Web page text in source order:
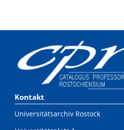
Kontakt
Universitätsarchiv Rostock